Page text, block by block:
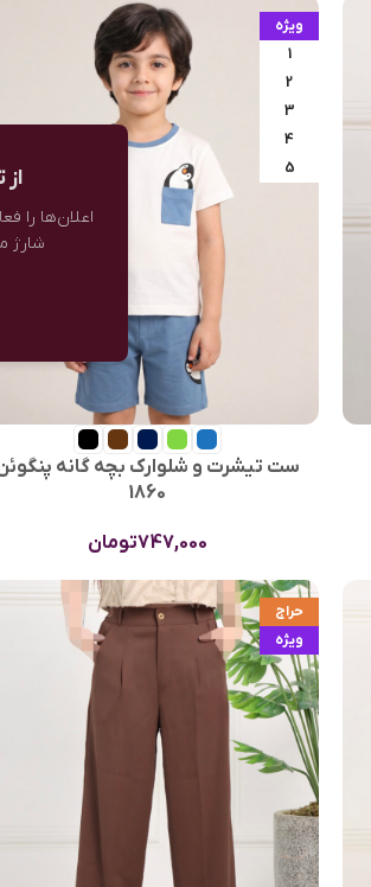
ویژه
1
2
3
4
5
ست تیشرت و شلوارک بچه گانه
1860
747,000تومان
حراج
ویژه
اعلان‌ها را
شارژ